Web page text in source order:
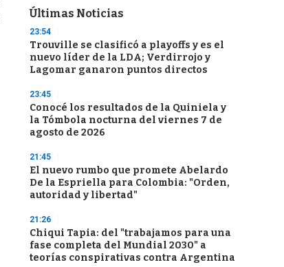
Últimas Noticias
23:54
Trouville se clasificó a playoffs y es el
nuevo líder de la LDA; Verdirrojo y
Lagomar ganaron puntos directos
23:45
Conocé los resultados de la Quiniela y
la Tómbola nocturna del viernes 7 de
agosto de 2026
21:45
El nuevo rumbo que promete Abelardo
De la Espriella para Colombia: "Orden,
autoridad y libertad"
21:26
Chiqui Tapia: del "trabajamos para una
fase completa del Mundial 2030" a
teorías conspirativas contra Argentina